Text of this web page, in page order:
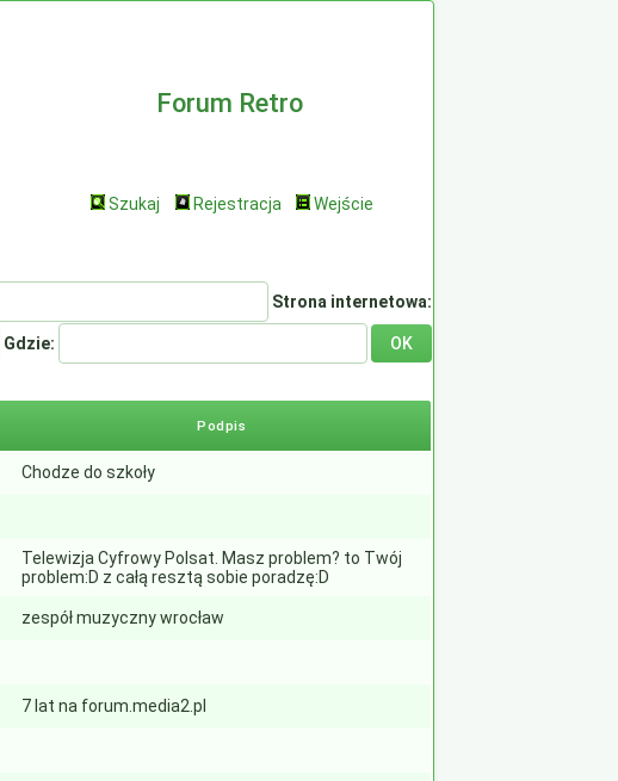
Forum Retro
Szukaj Rejestracja Wejście
Strona internetowa:
Gdzie:
Podpis
Chodze do szkoły
Telewizja Cyfrowy Polsat. Masz problem? to Twój
problem:D z całą resztą sobie poradzę:D
zespół muzyczny wrocław
7 lat na forum.media2.pl